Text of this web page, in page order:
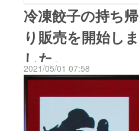
冷凍餃子の持ち帰
り販売を開始しま
した。
2021/05/01 07:58